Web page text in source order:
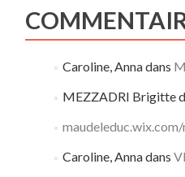
Caroline, Annadans
MEZZADRI Brigitte
Caroline, Annadans